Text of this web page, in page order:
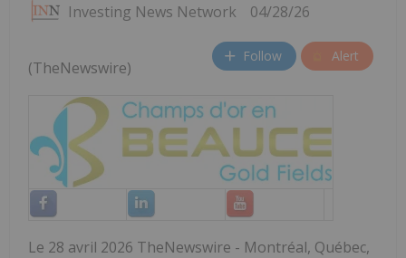
Investing News Network 04/28/26
Follow Alert
(TheNewswire)
Le 28 avril 2026 TheNewswire - Montréal, Québec,